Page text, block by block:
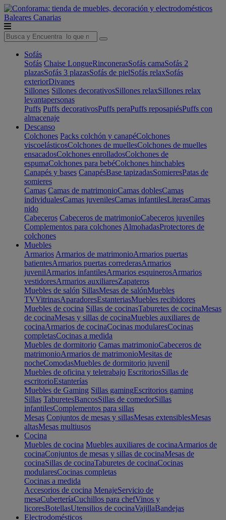
Baleares Canarias
Sofás
Sofás Chaise LongueRinconerasSofás camaSofás 2
plazasSofás 3 plazasSofás de pielSofás relaxSofás
exteriorDivanes
Sillones Sillones decorativosSillones relaxSillones relax
levantapersonas
Puffs Puffs decorativosPuffs peraPuffs reposapiésPuffs con
almacenaje
Descanso
Colchones Packs colchón y canapéColchones
viscoelásticosColchones de muellesColchones de muelles
ensacadosColchones enrolladosColchones de
espumaColchones para bebéColchones hinchables
Canapés y bases CanapésBase tapizadasSomieresPatas de
somieres
Camas Camas de matrimonioCamas doblesCamas
individualesCamas juvenilesCamas infantilesLiterasCamas
nido
Cabeceros Cabeceros de matrimonioCabeceros juveniles
Complementos para colchones AlmohadasProtectores de
colchones
Muebles
Armarios Armarios de matrimonioArmarios puertas
batientesArmarios puertas correderasArmarios
juvenilArmarios infantilesArmarios esquinerosArmarios
vestidoresArmarios auxiliaresZapateros
Muebles de salón SillasMesas de salónMuebles
TVVitrinasAparadoresEstanteriasMuebles recibidores
Muebles de cocina Sillas de cocinasTaburetes de cocinaMesas
de cocinaMesas y sillas de cocinaMuebles auxiliares de
cocinaArmarios de cocinaCocinas modularesCocinas
completasCocinas a medida
Muebles de dormitorio Camas matrimonioCabeceros de
matrimonioArmarios de matrimonioMesitas de
nocheComodasMuebles de dormitorio juvenil
Muebles de oficina y teletrabajo EscritoriosSillas de
escritorioEstanterías
Muebles de Gaming Sillas gamingEscritorios gaming
Sillas TaburetesBancosSillas de comedorSillas
infantilesComplementos para sillas
Mesas Conjuntos de mesas y sillasMesas extensiblesMesas
altasMesas multiusos
Cocina
Muebles de cocina Muebles auxiliares de cocinaArmarios de
cocinaConjuntos de mesas y sillas de cocinaMesas de
cocinaSillas de cocinaTaburetes de cocinaCocinas
modularesCocinas completas
Cocinas a medida
Accesorios de cocina MenajeServicio de
mesaCuberteríaCuchillos para chefVinos y
licoresBotellasUtensilios de cocinaVajillaBandejas
Electrodomésticos